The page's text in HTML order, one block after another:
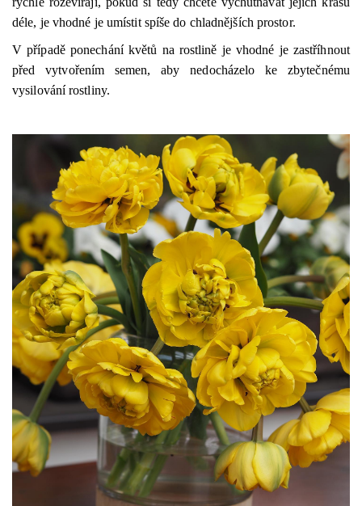
déle, je vhodné je umístit spíše do chladnějších prostor.
V případě ponechání květů na rostlině je vhodné je zastříhnout
před vytvořením semen, aby nedocházelo ke zbytečnému
vysilování rostliny.